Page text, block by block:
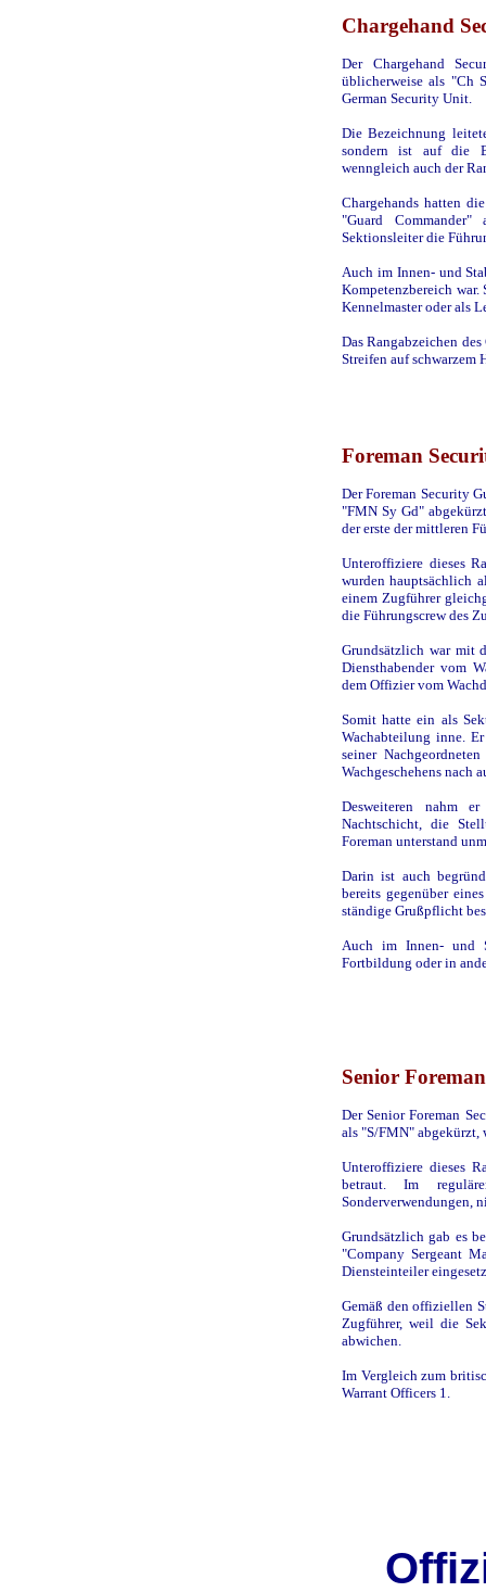
Chargehand
Der Chargehand
üblicherweise als "Ch
German Security Unit.
Die Bezeichnung
sondern ist auf die
wenngleich auch der
Chargehands hatten
"Guard
Sektionsleiter die
Auch im Innen- und
Kompetenzbereich war.
Kennelmaster oder als
Das Rangabzeichen
Streifen auf schwarzem
Foreman
Der Foreman Security
"FMN Sy Gd"
der erste der mittleren
Unteroffiziere dieses
wurden hauptsächlich
einem Zugführer
die Führungscrew des
Grundsätzlich war mit
Diensthabender vom
dem Offizier vom
Somit hatte ein als
Wachabteilung inne.
seiner
Wachgeschehens nach
Desweiteren nahm
Nachtschicht, die
Foreman unterstand
Darin ist auch
bereits gegenüber
ständige Grußpflicht
Auch im Innen- und
Fortbildung oder in
Senior
Der Senior Foreman
als "S/FMN" abgekürzt,
Unteroffiziere dieses
betraut. Im
Sonderverwendungen,
Grundsätzlich gab es
"Company Sergeant
Diensteinteiler
Gemäß den offiziellen
Zugführer, weil die
abwichen.
Im Vergleich zum
Warrant Officers 1.